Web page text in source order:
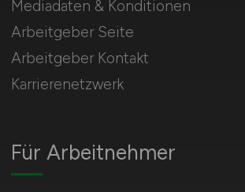
Für Arbeitnehmer
Mediadaten & Konditionen
Arbeitgeber Seite
Arbeitgeber Kontakt
Karrierenetzwerk